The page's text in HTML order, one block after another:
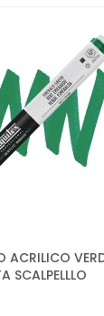
ACRILICO
SCALPELLLO